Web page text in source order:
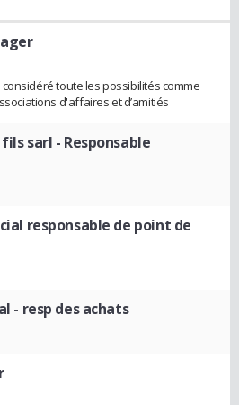
toute les possibilités comme
d'affaires et d’amitiés
sarl - Responsable
responsable de point de
- resp des achats